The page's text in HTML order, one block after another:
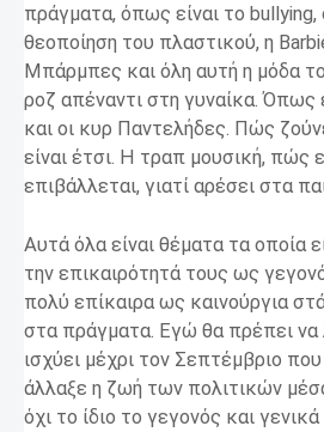
πράγματα, όπως είναι το bullying,
θεοποίηση του πλαστικού, η
Μπάρμπες και όλη αυτή η μόδα
ροζ απέναντι στη γυναίκα. Όπως
και οι κυρ Παντελήδες. Πώς
είναι έτσι. Η τραπ μουσική, πώς
επιβάλλεται, γιατί αρέσει στα
Αυτά όλα είναι θέματα τα οποία
την επικαιρότητά τους ως
πολύ επίκαιρα ως καινούργια
στα πράγματα. Εγώ θα πρέπει
ισχύει μέχρι τον Σεπτέμβριο
άλλαξε η ζωή των πολιτικών
όχι το ίδιο το γεγονός και